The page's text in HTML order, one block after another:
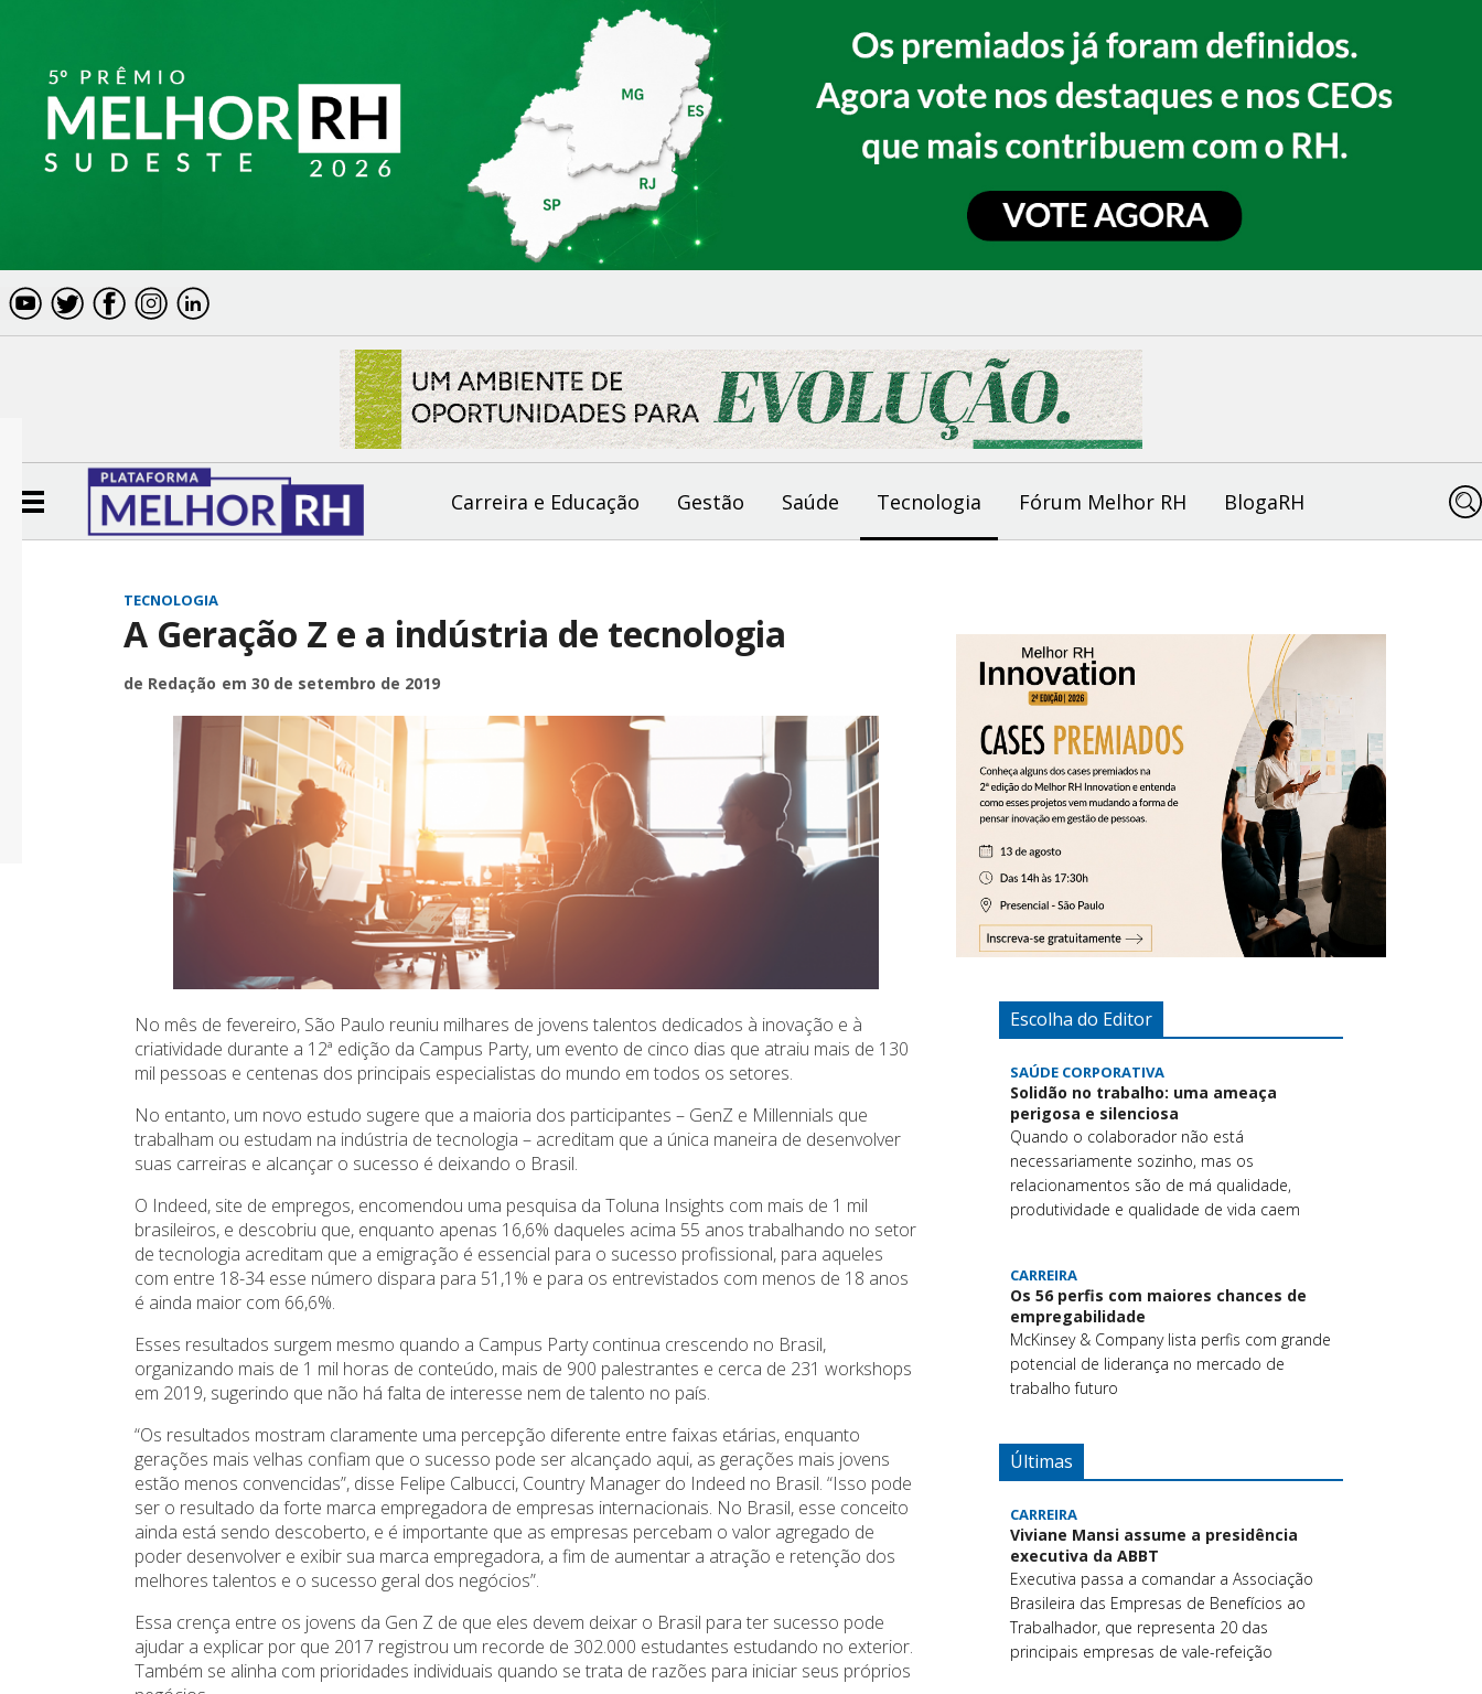
Carreira e Educação Gestão Saúde Tecnologia Fórum Melhor RH BlogaRH
TECNOLOGIA
A Geração Z e a indústria de tecnologia
de Redação em 30 de setembro de 2019
No mês de fevereiro, São Paulo reuniu milhares de jovens talentos dedicados à inovação e à
criatividade durante a 12ª edição da Campus Party, um evento de cinco dias que atraiu mais de 130
mil pessoas e centenas dos principais especialistas do mundo em todos os setores.
No entanto, um novo estudo sugere que a maioria dos participantes – GenZ e Millennials que
trabalham ou estudam na indústria de tecnologia – acreditam que a única maneira de desenvolver
suas carreiras e alcançar o sucesso é deixando o Brasil.
O Indeed, site de empregos, encomendou uma pesquisa da Toluna Insights com mais de 1 mil
brasileiros, e descobriu que, enquanto apenas 16,6% daqueles acima 55 anos trabalhando no setor
de tecnologia acreditam que a emigração é essencial para o sucesso profissional, para aqueles
com entre 18-34 esse número dispara para 51,1% e para os entrevistados com menos de 18 anos
é ainda maior com 66,6%.
Esses resultados surgem mesmo quando a Campus Party continua crescendo no Brasil,
organizando mais de 1 mil horas de conteúdo, mais de 900 palestrantes e cerca de 231 workshops
em 2019, sugerindo que não há falta de interesse nem de talento no país.
“Os resultados mostram claramente uma percepção diferente entre faixas etárias, enquanto
gerações mais velhas confiam que o sucesso pode ser alcançado aqui, as gerações mais jovens
estão menos convencidas”, disse Felipe Calbucci, Country Manager do Indeed no Brasil. “Isso pode
ser o resultado da forte marca empregadora de empresas internacionais. No Brasil, esse conceito
ainda está sendo descoberto, e é importante que as empresas percebam o valor agregado de
poder desenvolver e exibir sua marca empregadora, a fim de aumentar a atração e retenção dos
melhores talentos e o sucesso geral dos negócios”.
Essa crença entre os jovens da Gen Z de que eles devem deixar o Brasil para ter sucesso pode
ajudar a explicar por que 2017 registrou um recorde de 302.000 estudantes estudando no exterior.
Também se alinha com prioridades individuais quando se trata de razões para iniciar seus próprios
Escolha do Editor
SAÚDE CORPORATIVA
Solidão no trabalho: uma ameaça
perigosa e silenciosa
Quando o colaborador não está
necessariamente sozinho, mas os
relacionamentos são de má qualidade,
produtividade e qualidade de vida caem
CARREIRA
Os 56 perfis com maiores chances de
empregabilidade
McKinsey & Company lista perfis com grande
potencial de liderança no mercado de
trabalho futuro
Últimas
CARREIRA
Viviane Mansi assume a presidência
executiva da ABBT
Executiva passa a comandar a Associação
Brasileira das Empresas de Benefícios ao
Trabalhador, que representa 20 das
principais empresas de vale-refeição